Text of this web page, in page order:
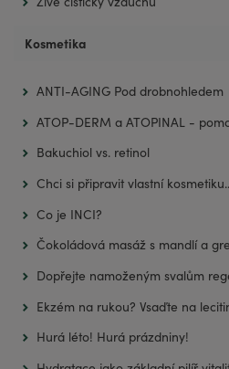
Kosmetika
ANTI-AGING Pod drobnohledem
ATOP-DERM a ATOPINAL -
Bakuchiol vs. retinol
Chci si připravit vlastní
Co je INCI?
Čokoládová masáž s mandlí a
Dopřejte namoženým svalům
Ekzém na rukou? Vsaďte na
Hurá léto! Hurá prázdniny!